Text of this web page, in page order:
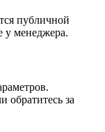
публичной
у менеджера.
обратитесь за